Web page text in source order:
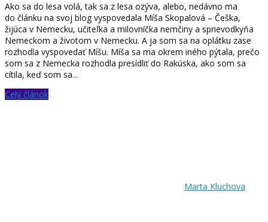
Ako sa do lesa volá, tak sa z lesa ozýva, alebo, nedávno ma
do článku na svoj blog vyspovedala Míša Skopalová – Češka,
žijúca v Nemecku, učiteľka a milovníčka nemčiny a sprievodkyňa
Nemeckom a životom v Nemecku. A ja som sa na oplátku zase
rozhodla vyspovedať Míšu. Míša sa ma okrem iného pýtala, prečo
som sa z Nemecka rozhodla presídliť do Rakúska, ako som sa
cítila, keď som sa...
Celý článok
Marta Kluchova